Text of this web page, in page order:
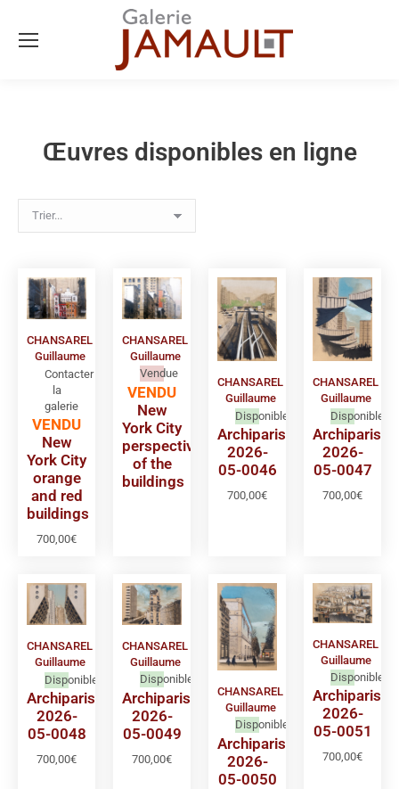
Œuvres disponibles en ligne
CHANSAREL
Guillaume
Contacter
la
galerie
VENDU
New
York City
orange
and red
buildings
700,00€
CHANSAREL
Guillaume
Vendue
VENDU
New
York City
perspective
of the
buildings
CHANSAREL
Guillaume
Disponible
Archiparis
2026-
05-0046
700,00€
CHANSAREL
Guillaume
Disponible
Archiparis
2026-
05-0047
700,00€
CHANSAREL
Guillaume
Disponible
Archiparis
2026-
05-0048
700,00€
CHANSAREL
Guillaume
Disponible
Archiparis
2026-
05-0049
700,00€
CHANSAREL
Guillaume
Disponible
Archiparis
2026-
05-0050
CHANSAREL
Guillaume
Disponible
Archiparis
2026-
05-0051
700,00€